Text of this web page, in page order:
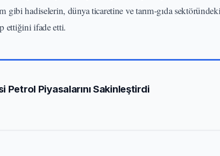
gibi hadiselerin, dünya ticaretine ve tarım-gıda
ettiğini ifade etti.
Petrol Piyasalarını Sakinleştirdi